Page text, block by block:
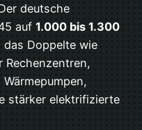
deutsche
auf 1.000 bis 1.300
Doppelte wie
Rechenzentren,
stärker elektrifizierte